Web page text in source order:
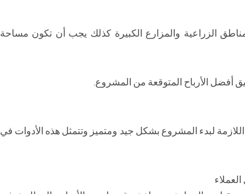
الزراعية والمزارع الكبيرة كذلك يجب أن تكون مساحة
الأرباح المتوقعة من المشروع.
لبدء المشروع بشكل جيد ومتميز وتتمثل هذه الأدوات في